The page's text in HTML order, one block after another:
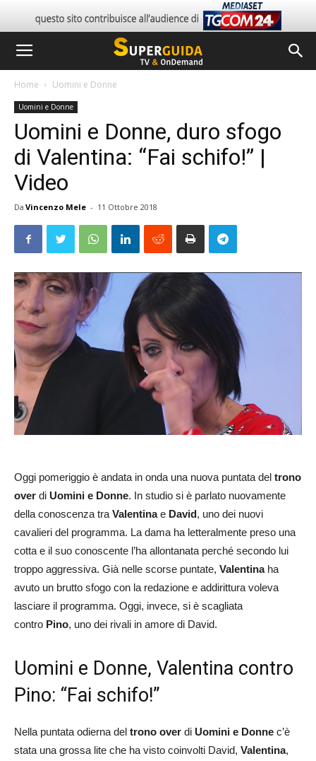
Home Uomini e Donne
Uomini e Donne
Uomini e Donne, duro sfogo
di Valentina: “Fai schifo!” |
Video
Da Vincenzo Mele - 11 Ottobre 2018
Oggi pomeriggio è andata in onda una nuova puntata del trono
over di Uomini e Donne. In studio si è parlato nuovamente
della conoscenza tra Valentinae David, uno dei nuovi
cavalieri del programma. La dama ha letteralmente preso una
cotta e il suo conoscente l’ha allontanata perché secondo lui
troppo aggressiva. Già nelle scorse puntate, Valentinaha
avuto un brutto sfogo con la redazione e addirittura voleva
lasciare il programma. Oggi, invece, si è scagliata
contro Pino, uno dei rivali in amore di David.
Uomini e Donne, Valentina contro
Pino: “Fai schifo!”
Nella puntata odierna del trono over di Uomini e Donne c’è
stata una grossa lite che ha visto coinvolti David, Valentina,